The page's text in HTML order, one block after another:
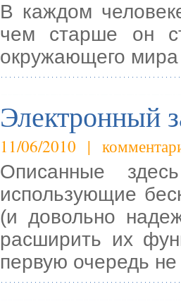
В каждом
чем старше он
окружающего мира
Электронный
11/06/2010 |
Описанные
использующие
(и довольно
расширить их
первую очередь